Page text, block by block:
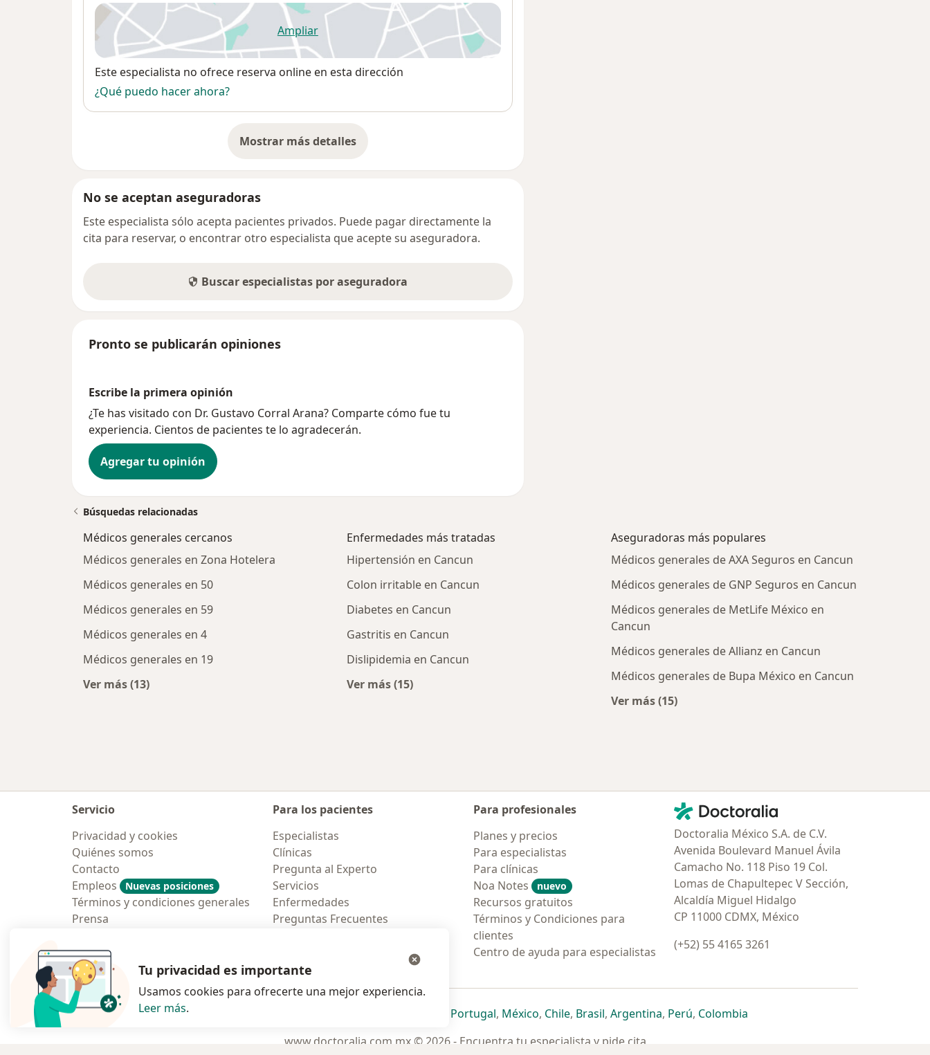
Ampliarse abre en una nueva pestaña
Disponibilidad
Este especialista no ofrece reserva online en esta dirección
¿Qué puedo hacer ahora?
Mostrar más detalles
sobre la dirección
No se aceptan aseguradoras
Este especialista sólo acepta pacientes privados. Puede pagar directamente la
cita para reservar, o encontrar otro especialista que acepte su aseguradora.
Buscar especialistas por aseguradora
Pronto se publicarán opiniones
Escribe la primera opinión
¿Te has visitado con Dr. Gustavo Corral Arana? Comparte cómo fue tu
experiencia. Cientos de pacientes te lo agradecerán.
Agregar tu opinión
Búsquedas relacionadas
Médicos generales cercanos
Médicos generales en Zona Hotelera
Médicos generales en 50
Médicos generales en 59
Médicos generales en 4
Médicos generales en 19
Ver más (13)
Enfermedades más tratadas
Hipertensión en Cancun
Colon irritable en Cancun
Diabetes en Cancun
Gastritis en Cancun
Dislipidemia en Cancun
Ver más (15)
Más en esta categoría: Enfermedades más tratadas
Aseguradoras más populares
Médicos generales de AXA Seguros en Cancun
Médicos generales de GNP Seguros en Cancun
Médicos generales de MetLife México en
Cancun
Médicos generales de Allianz en Cancun
Médicos generales de Bupa México en Cancun
Ver más (15)
Servicio
Privacidad y cookies
Quiénes somos
Contacto
Empleos
Nuevas posiciones
Términos y condiciones generales
Prensa
Para los pacientes
Especialistas
Clínicas
Pregunta al Experto
Servicios
Enfermedades
Preguntas Frecuentes
Para profesionales
Planes y precios
Para especialistas
Para clínicas
Noa Notes
nuevo
Recursos gratuitos
Términos y Condiciones para
clientes
Centro de ayuda para especialistas
Contacto
Doctoralia - Página de inicio
Doctoralia México S.A. de C.V.
Avenida Boulevard Manuel Ávila
Camacho No. 118 Piso 19 Col.
Lomas de Chapultepec V Sección,
Alcaldía Miguel Hidalgo
CP 11000 CDMX, México
(+52) 55 4165 3261
Polska se abre en una nueva pestaña
se abre en una nueva pestaña
se abre en una nueva pestaña
se abre en una nueva pestaña
Portugalse abre en una nueva pestaña
, Méxicose abre en una nueva pestaña
, Chilese abre en una nueva pestaña
, Brasilse abre en una nueva pestaña
, Argentinase abre en una nueva pestaña
, Perúse abre en una nueva pestaña
, Colombiase abre en una nueva pestaña
www.doctoralia.com.mx © 2026 - Encuentra tu especialista y pide cita
Tu privacidad es importante
Usamos cookies para ofrecerte una mejor experiencia.
Leer más.